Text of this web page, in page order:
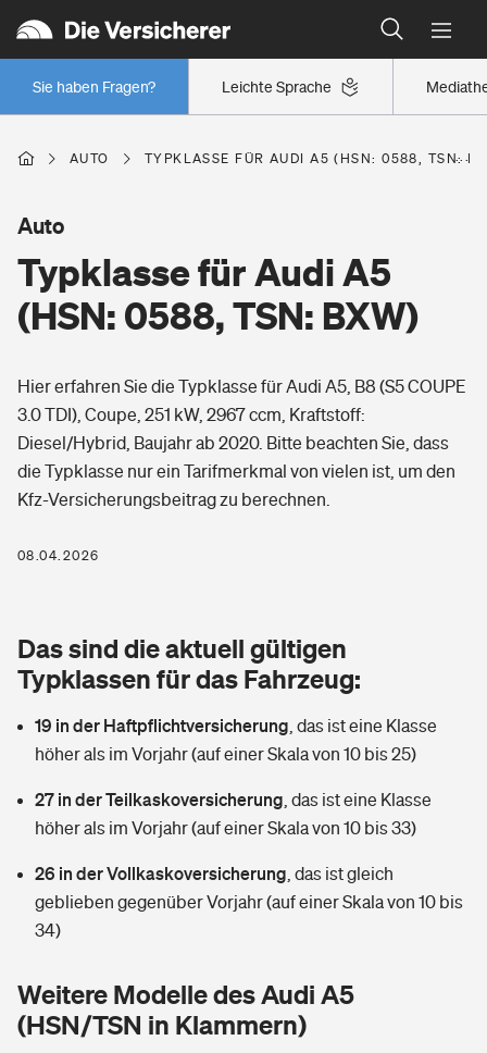
Leichte Sprache
Sie haben Fragen?
Wer versichert was: Jetzt Versicherer finden
Regionalklassen: So ist Ihre Region eingestuft
Wer versichert was: Jetzt Versicherer finden
Berufsunfähigkeitsversicherung
Erwerbsunfähigkeitsversicherung
Grundfähigkeitsversicherung
Arbeitsrechtsschutz
Berufshaftpflichtversicherung
Zur Übersicht
Tools
Wer versichert was: Jetzt Versicherer finden
Sie haben Fragen?
Wohnen
Hausratversicherung
Elementarversicherung
Glasversicherung
Mietkautionsversicherung
Restkreditversicherung
Zur Übersicht
Hochwasser-Check: Wie gefährdet ist Ihr Haus?
Freizeit
Pri­vate Haft­pflicht­
Kinderunfall­ver­si­che­rung
Kinderinvalidität
Reiseversicherung
Pferdehalter-Haftpflicht
Private Cyberversicherung
Gesundheit
Private Krankenversicherung
Dread-Disease-Versicherung
Tierkrankenversicherung
Wer versichert was: Jetzt Versicherer finden
Sie haben Fragen?
Rentenrechner: Wie viel Geld bekomme ich im Alter?
AUTO TYPKLASSE FÜR AUDI A5 (HSN: 0588, TSN:
Typklasse für Audi A5
(HSN: 0588, TSN: BXW)
Auto
Hier erfahren Sie die Typklasse für Audi A5, B8 (S5 COUPE
3.0 TDI), Coupe, 251 kW, 2967 ccm, Kraftstoff:
Diesel/Hybrid, Baujahr ab 2020. Bitte beachten Sie, dass
die Typklasse nur ein Tarifmerkmal von vielen ist, um den
Kfz-Versicherungsbeitrag zu berechnen.
08.04.2026
Das sind die aktuell gültigen
Typklassen für das Fahrzeug:
19 in der Haftpflichtversicherung das ist eine Klasse
höher als im Vorjahr (auf einer Skala von 10 bis 25)
27 in der Teilkaskoversicherung das ist eine Klasse
höher als im Vorjahr (auf einer Skala von 10 bis 33)
26 in der Vollkaskoversicherung das ist gleich
geblieben gegenüber Vorjahr (auf einer Skala von 10 bis
34)
Weitere Modelle des Audi A5
(HSN/TSN in Klammern)